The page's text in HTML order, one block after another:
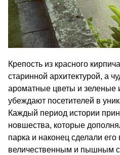
Крепость из красного
старинной архитектурой, а
ароматные цветы и зеленые
убеждают посетителей в
Каждый период истории
новшества, которые
парка и наконец сделали
величественным и пышным